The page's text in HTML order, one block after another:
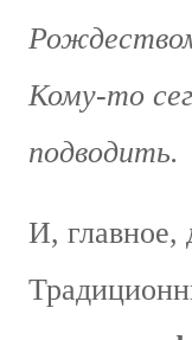
Кому-то
подводить.
И, главное,